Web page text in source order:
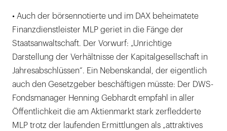
• Auch der börsennotierte und im DAX beheimatete
Finanzdienstleister MLP geriet in die Fänge der
Staatsanwaltschaft. Der Vorwurf: „Unrichtige
Darstellung der Verhältnisse der Kapitalgesellschaft in
Jahresabschlüssen“. Ein Nebenskandal, der eigentlich
auch den Gesetzgeber beschäftigen müsste: Der DWS-
Fondsmanager Henning Gebhardt empfahl in aller
Öffentlichkeit die am Aktienmarkt stark zerfledderte
MLP trotz der laufenden Ermittlungen als „attraktives